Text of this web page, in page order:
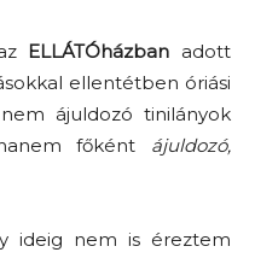
ELLÁTÓházban adott
ellentétben óriási
ájuldozó tinilányok
főként ájuldozó,
ideig nem is éreztem